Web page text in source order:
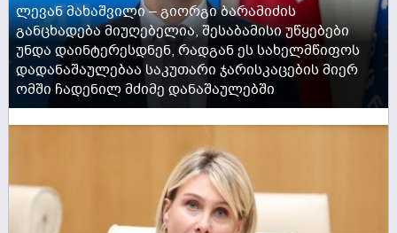
ლევან მახაშვილი – გიორგი ბარამიძის
განცხადება მიუღებელია, შესაბამისი უწყებები
უნდა დაინტერესდნენ, რადგან ეს სახელმწიფოს
დადანაშაულებაა საკუთარი ჯარისკაცების მიერ
ომში ჩადენილ მძიმე დანაშაულებში